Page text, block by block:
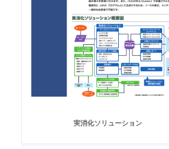
実消化ソリューション